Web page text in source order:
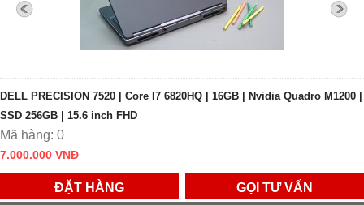
DELL PRECISION 7520 | Core I7 6820HQ | 16GB | Nvidia Quadro M1200 |
SSD 256GB | 15.6 inch FHD
Mã hàng: 0
7.000.000 VNĐ
ĐẶT HÀNG
GỌI TƯ VẤN